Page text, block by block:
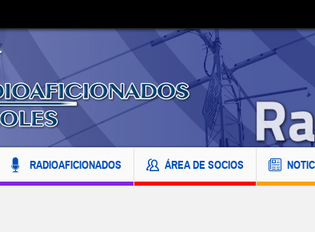
RADIOAFICIONADOS ÁREA DE SOCIOS